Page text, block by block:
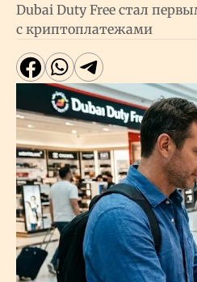
Dubai Duty Free стал
с криптоплатежами